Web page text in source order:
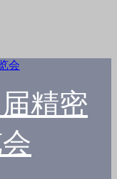
精密